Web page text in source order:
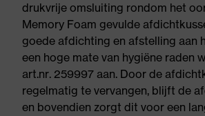
drukvrije omsluiting rondom het
Memory Foam gevulde
goede afdichting en afstelling aan
een hoge mate van hygiëne raden
art.nr. 259997 aan. Door de
regelmatig te vervangen, blijft de
en bovendien zorgt dit voor een